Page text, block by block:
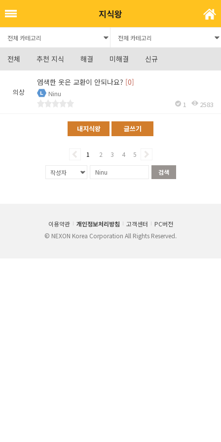
지식왕
전체 추천 지식 해결 미해결 신규
의상
염색한 옷은 교환이 안되나요? [0]
Ninu
1
2583
내지식왕 글쓰기
1 2 3 4 5
검색
이용약관 개인정보처리방침 고객센터
PC버전
© NEXON Korea Corporation All Rights Reserved.